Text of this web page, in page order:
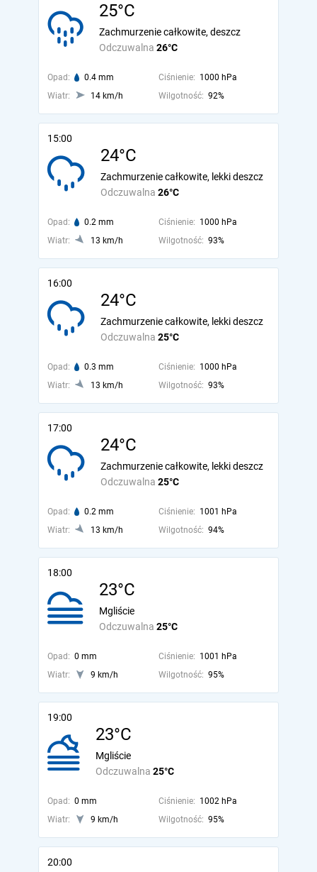
25°C
Odczuwalna 26°C
Zachmurzenie całkowite, deszcz
Opad: 0.4 mm Ciśnienie: 1000 hPa
Wiatr:
14 km/h Wilgotność: 92%
15:00
24°C
Odczuwalna 26°C
Zachmurzenie całkowite, lekki deszcz
Opad: 0.2 mm Ciśnienie: 1000 hPa
Wiatr:
13 km/h Wilgotność: 93%
16:00
24°C
Odczuwalna 25°C
Zachmurzenie całkowite, lekki deszcz
Opad: 0.3 mm Ciśnienie: 1000 hPa
Wiatr:
13 km/h Wilgotność: 93%
17:00
24°C
Odczuwalna 25°C
Zachmurzenie całkowite, lekki deszcz
Opad: 0.2 mm Ciśnienie: 1001 hPa
Wiatr:
13 km/h Wilgotność: 94%
18:00
23°C
Odczuwalna 25°C
Mgliście
Opad: 0 mm Ciśnienie: 1001 hPa
Wiatr:
9 km/h Wilgotność: 95%
19:00
23°C
Odczuwalna 25°C
Mgliście
Opad: 0 mm Ciśnienie: 1002 hPa
Wiatr:
9 km/h Wilgotność: 95%
20:00